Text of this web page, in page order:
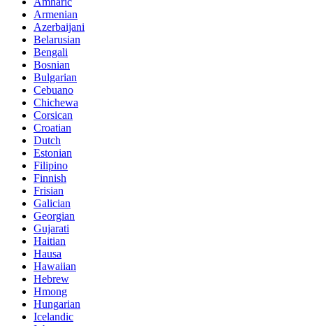
Armenian
Azerbaijani
Belarusian
Bengali
Bosnian
Bulgarian
Cebuano
Chichewa
Corsican
Croatian
Dutch
Estonian
Filipino
Finnish
Frisian
Galician
Georgian
Gujarati
Haitian
Hausa
Hawaiian
Hebrew
Hmong
Hungarian
Icelandic